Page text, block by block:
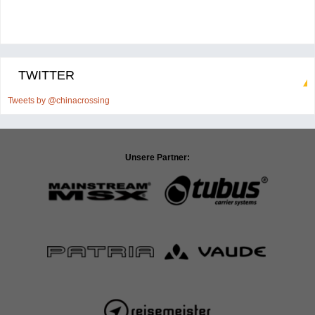
TWITTER
Tweets by @chinacrossing
Unsere Partner: